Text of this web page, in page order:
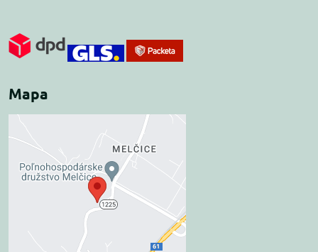
Mapa
Externý obsah je
blokovaný Voľbami
súkromia
Prajete si načítať externý obsah?
Povoliť tentokrát